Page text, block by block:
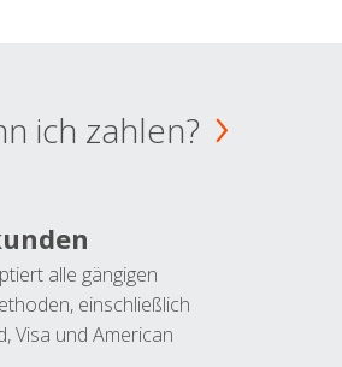
ich zahlen?
alle gängigen
einschließlich
Visa und American